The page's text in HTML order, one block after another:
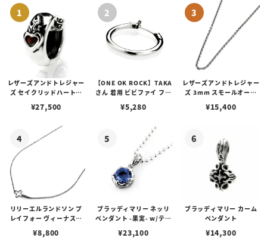
レザーズアンドトレジャー
ズ セイクリッドハートピ
¥27,500
【ONE OK ROCK】TAKA
さん 着用 ビビファイ フー
¥5,280
レザーズアンドトレジャー
ズ 3mm スモールオーバ
ブスタークラスプ＆LTロ
¥15,400
リリーエルランドソン プ
レイフォー ヴィーナスチ
¥8,800
ブラッディマリー ネッリ
ペンダント -果実- w/ティ
¥23,100
ブラッディマリー カーム
ペンダント
¥14,300